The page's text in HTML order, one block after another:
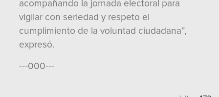
acompañando la jornada electoral para
vigilar con seriedad y respeto el
cumplimiento de la voluntad ciudadana”,
expresó.
---000---